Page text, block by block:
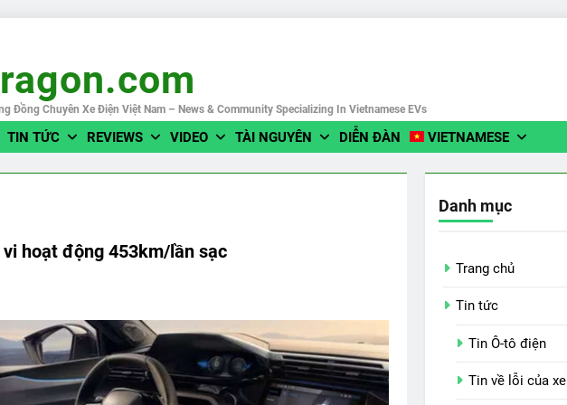
Đồng Chuyên Xe Điện Việt Nam – News & Community Specializing In Vietnamese EVs
TIN TỨC REVIEWS VIDEO TÀI NGUYÊN DIỄN ĐÀN VIETNAMESE
hoạt động 453km/lần sạc
Danh mục
Trang chủ
Tin tức
Tin Ô-tô điện
Tin về lỗi của xe